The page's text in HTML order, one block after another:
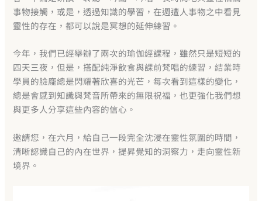
事物接觸，或是，透過知識的學習，在週遭人事物之中看見
靈性的存在，都可以說是冥想的延伸練習。
今年，我們已經舉辦了兩次的瑜伽經課程，雖然只是短短的
四天三夜，但是，搭配純淨飲食與課前梵唱的練習，結業時
學員的臉龐總是閃耀著欣喜的光芒，每次看到這樣的變化，
總是會感到知識與梵音所帶來的無限祝福，也更強化我們想
與更多人分享這些內容的信心。
邀請您，在六月，給自己一段完全沈浸在靈性氛圍的時間，
清晰認識自己的內在世界，提昇覺知的洞察力，走向靈性新
境界。